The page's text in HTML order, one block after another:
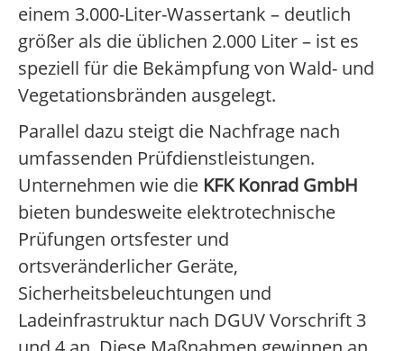
einem 3.000-Liter-Wassertank – deutlich
größer als die üblichen 2.000 Liter – ist es
speziell für die Bekämpfung von Wald- und
Vegetationsbränden ausgelegt.
Parallel dazu steigt die Nachfrage nach
umfassenden Prüfdienstleistungen.
Unternehmen wie die KFK Konrad GmbH
bieten bundesweite elektrotechnische
Prüfungen ortsfester und
ortsveränderlicher Geräte,
Sicherheitsbeleuchtungen und
Ladeinfrastruktur nach DGUV Vorschrift 3